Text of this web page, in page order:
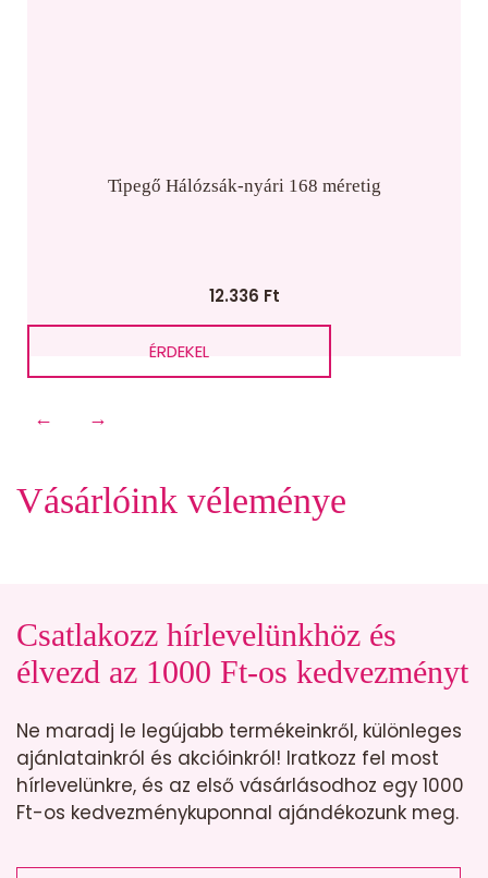
Tipegő Hálózsák-nyári 168 méretig
12.336 Ft
ÉRDEKEL
← →
Vásárlóink véleménye
Csatlakozz hírlevelünkhöz és
élvezd az 1000 Ft-os kedvezményt
Ne maradj le legújabb termékeinkről, különleges
ajánlatainkról és akcióinkról! Iratkozz fel most
hírlevelünkre, és az első vásárlásodhoz egy 1000
Ft-os kedvezménykuponnal ajándékozunk meg.